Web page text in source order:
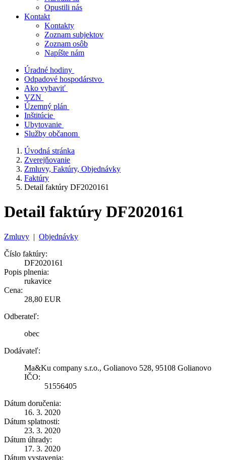
Opustili nás
Kontakt
Kontakty
Zoznam subjektov
Zoznam osôb
Napíšte nám
Úradné hodiny
Odpadové hospodárstvo
Ako vybaviť
VZN
Územný plán
Inštitúcie
Ubytovanie
Služby občanom
Úvodná stránka
Zverejňovanie
Zmluvy, Faktúry, Objednávky
Faktúry
Detail faktúry DF2020161
Detail faktúry DF2020161
Zmluvy | Objednávky
Číslo faktúry:
DF2020161
Popis plnenia:
rukavice
Cena:
28,80 EUR
Odberateľ:
obec
Dodávateľ:
Ma&Ku company s.r.o., Golianovo 528, 95108 Golianovo
IČO:
51556405
Dátum doručenia:
16. 3. 2020
Dátum splatnosti:
23. 3. 2020
Dátum úhrady:
17. 3. 2020
Dátum vystavenia: